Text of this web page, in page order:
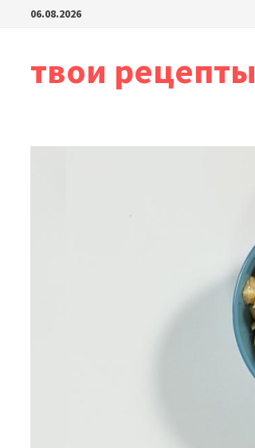
Перейти06.08.2026
твои рецепты